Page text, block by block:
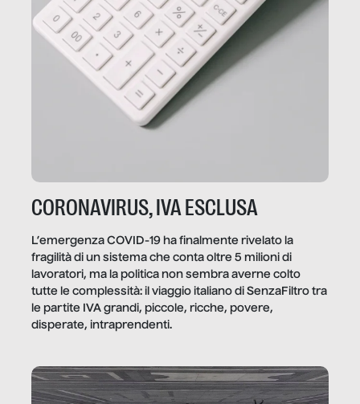
CORONAVIRUS, IVA ESCLUSA
L’emergenza COVID-19 ha finalmente rivelato la
fragilità di un sistema che conta oltre 5 milioni di
lavoratori, ma la politica non sembra averne colto
tutte le complessità: il viaggio italiano di SenzaFiltro tra
le partite IVA grandi, piccole, ricche, povere,
disperate, intraprendenti.